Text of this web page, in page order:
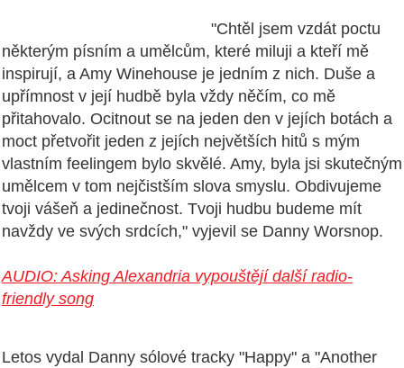
"Chtěl jsem vzdát poctu
některým písním a umělcům, které miluji a kteří mě
inspirují, a Amy Winehouse je jedním z nich. Duše a
upřímnost v její hudbě byla vždy něčím, co mě
přitahovalo. Ocitnout se na jeden den v jejích botách a
moct přetvořit jeden z jejích největších hitů s mým
vlastním feelingem bylo skvělé. Amy, byla jsi skutečným
umělcem v tom nejčistším slova smyslu. Obdivujeme
tvoji vášeň a jedinečnost. Tvoji hudbu budeme mít
navždy ve svých srdcích," vyjevil se Danny Worsnop.
AUDIO: Asking Alexandria vypouštějí další radio-
friendly song
Letos vydal Danny sólové tracky "Happy" a "Another